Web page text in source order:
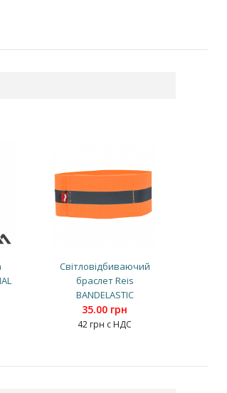
Світловідбиваючий
браслет Reis
BANDELASTIC
35.00 грн
42 грн с НДС